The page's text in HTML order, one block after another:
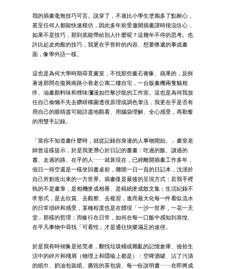
我的插畫毫無技巧可言。說穿了，不過比小學生塗鴉多了點耐心，
甚至任何人都能快速模仿，因此多年前受邀開插畫課時很沒信心，
如果不是技巧，那到底能帶給別人什麼呢？這幾年不停的思考。也
許比起皮肉般的技巧，我更在乎骨幹的內容、想要傳遞的事或畫
面，像學外語一樣。
這也是為何大學時期尋覓畫室，不找那些畫石膏像、蘋果的，反倒
著迷那間在復興南路小巷老公寓二樓自宅，一台版畫機兩隻貓相
伴、油畫顏料味和煙味瀰漫如巴黎沙龍的工作室。這也是為何我放
任自己偷懶不先去鑽研構圖透視原理或調色筆法，我更在乎是否有
用自己的眼睛盡可能詳盡地觀看、用腦袋理解、全心感受，再勤奮
的用雙手記錄。
「當你不知道畫什麼時，就從記錄你身邊的人事物開始。」畫室老
師曾這樣提示，於是我更潛心於日記的書畫：吃過的飯、讀過的
書、走過的路、在乎的人⋯⋯就算現在，已經離開插畫工作多年，
假日一得空還是一樣坐回書桌前，攤開一日一頁的日記本，沈浸於
自己所創造出來的一方世界。插畫僅是最後的呈現方式；若我手裡
執的不是畫筆，是相機便成相冊、是稿紙便成散文集；生活紀錄不
求形式，是去欣賞、去觀察、去複習，進而最大化每一件看似流水
的日常瑣碎和感受，某種程度也是在體現「一沙一世界，一花一天
堂」那樣的哲理；而修行在日常，如何在每一口飯中感知到喜悅、
在平凡事物中尋找「可看性」才是通往快樂滿足的途徑。
於是我有時候像是拾荒者，翻找垃圾桶或雜亂的記憶倉庫、撿拾生
活中的碎片和殘屑（物理上和隱喻上都是）：空啤酒罐、沾了污漬
的紙巾、奶油包裝紙、撕毀的茶包袋、每一份說明書⋯⋯在即將成